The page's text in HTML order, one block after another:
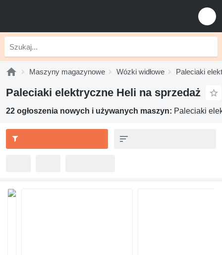
Maszyny magazynowe Wózki widłowe Paleciaki
Paleciaki elektryczne Heli na sprzedaż
22 ogłoszenia nowych i używanych maszyn: Paleciaki